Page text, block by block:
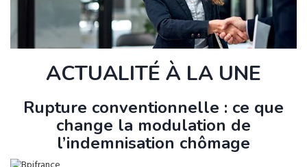
ACTUALITÉ À LA UNE
Rupture conventionnelle : ce que
change la modulation de
l’indemnisation chômage